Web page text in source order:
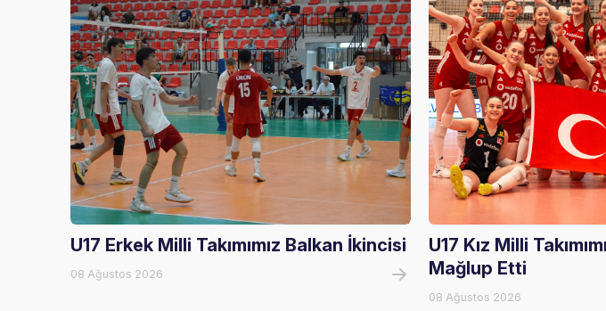
U17 Erkek Milli Takımımız Balkan İkincisi
08 Ağustos 2026
U17 Kız Milli
Mağlup Etti
08 Ağustos 2026